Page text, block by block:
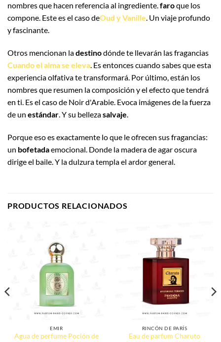
nombres que hacen referencia al ingrediente.faroque los
compone. Este es el caso deOud y Vanille. Un viaje profundo
y fascinante.
Otros mencionan ladestinodónde te llevarán las fragancias
Cuando el alma se eleva. Es entonces cuando sabes que esta
experiencia olfativa te transformará. Por último, están los
nombres que resumen la composición y el efecto que tendrá
en ti. Es el caso de Noir d'Arabie. Evoca imágenes de la fuerza
de un estándar. Y su bellezasalvaje.
Porque eso es exactamente lo que le ofrecen sus fragancias:
un bofetadaemocional. Donde la madera de agar oscura
dirige el baile. Y la dulzura templa el ardor general.
PRODUCTOS RELACIONADOS
EMIR
Agua de perfume Poción de
RINCÓN DE PARÍS
Eau de parfum Charuto